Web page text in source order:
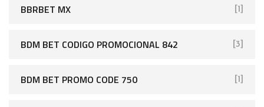
BBRBET MX [1]
BDM BET CODIGO PROMOCIONAL 842 [3]
BDM BET PROMO CODE 750 [1]